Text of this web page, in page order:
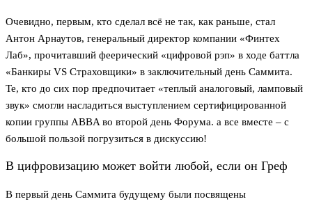
Очевидно, первым, кто сделал всё не так, как раньше, стал
Антон Арнаутов, генеральный директор компании «Финтех
Лаб», прочитавший феерический «цифровой рэп» в ходе баттла
«Банкиры VS Страховщики» в заключительный день Саммита.
Те, кто до сих пор предпочитает «теплый аналоговый, ламповый
звук» смогли насладиться выступлением сертифицированной
копии группы ABBA во второй день Форума. а все вместе – с
большой пользой погрузиться в дискуссию!
В цифровизацию может войти любой, если он Греф
В первый день Саммита будущему были посвящены